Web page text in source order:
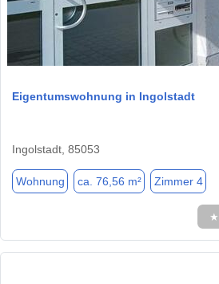
Eigentumswohnung in Ingolstadt
Ingolstadt, 85053
Wohnung ca. 76,56 m² Zimmer 4
★